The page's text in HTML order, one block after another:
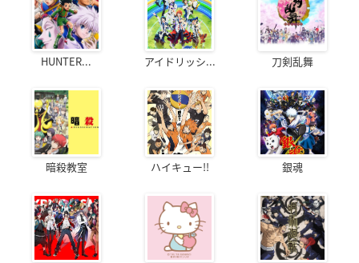
HUNTER... アイドリッシ... 刀剣乱舞
暗殺教室 ハイキュー!! 銀魂